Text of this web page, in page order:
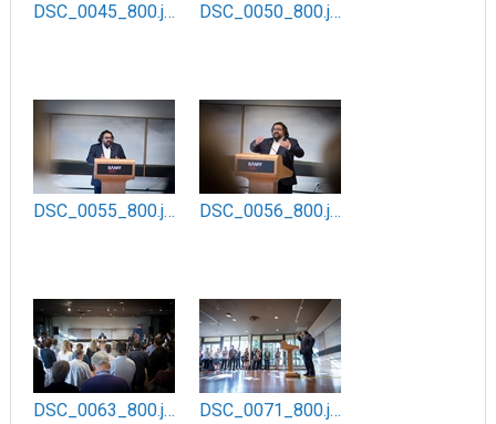
DSC_0045_800.jpg DSC_0050_800.jpg
DSC_0055_800.jpg DSC_0056_800.jpg
DSC_0063_800.jpg DSC_0071_800.jpg